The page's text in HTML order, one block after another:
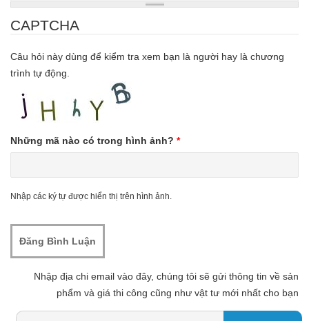
CAPTCHA
Câu hỏi này dùng để kiểm tra xem bạn là người hay là chương
trình tự động.
Những mã nào có trong hình ảnh? *
Nhập các ký tự được hiển thị trên hình ảnh.
Nhập địa chi email vào đây, chúng tôi sẽ gửi thông tin về sản
phẩm và giá thi công cũng như vật tư mới nhất cho bạn